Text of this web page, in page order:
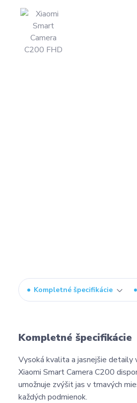
Kompletné špecifikácie
Kompletné špecifikácie
Vysoká kvalita a jasnejšie
Xiaomi Smart Camera C200
umožnuje zvýšit jas v tmavých
každých podmienok.